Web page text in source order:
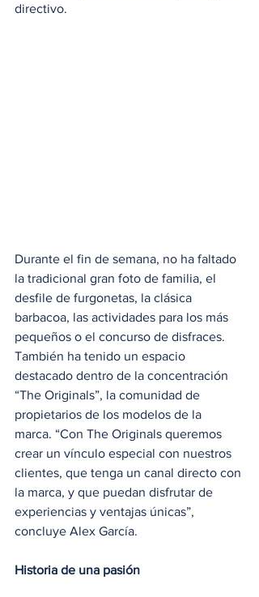
directivo.
Durante el fin de semana, no ha faltado
la tradicional gran foto de familia, el
desfile de furgonetas, la clásica
barbacoa, las actividades para los más
pequeños o el concurso de disfraces.
También ha tenido un espacio
destacado dentro de la concentración
“The Originals”, la comunidad de
propietarios de los modelos de la
marca. “Con The Originals queremos
crear un vínculo especial con nuestros
clientes, que tenga un canal directo con
la marca, y que puedan disfrutar de
experiencias y ventajas únicas”,
concluye Alex García.
Historia de una pasión